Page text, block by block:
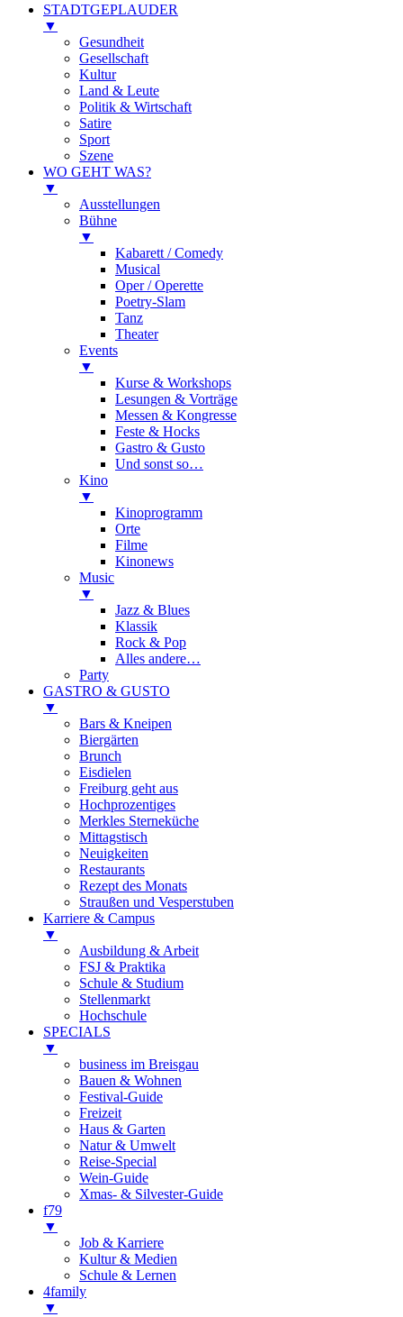
STADTGEPLAUDER
▼
Gesundheit
Gesellschaft
Kultur
Land & Leute
Politik & Wirtschaft
Satire
Sport
Szene
WO GEHT WAS?
▼
Ausstellungen
Bühne
▼
Kabarett / Comedy
Musical
Oper / Operette
Poetry-Slam
Tanz
Theater
Events
▼
Kurse & Workshops
Lesungen & Vorträge
Messen & Kongresse
Feste & Hocks
Gastro & Gusto
Und sonst so…
Kino
▼
Kinoprogramm
Orte
Filme
Kinonews
Music
▼
Jazz & Blues
Klassik
Rock & Pop
Alles andere…
Party
GASTRO & GUSTO
▼
Bars & Kneipen
Biergärten
Brunch
Eisdielen
Freiburg geht aus
Hochprozentiges
Merkles Sterneküche
Mittagstisch
Neuigkeiten
Restaurants
Rezept des Monats
Straußen und Vesperstuben
Karriere & Campus
▼
Ausbildung & Arbeit
FSJ & Praktika
Schule & Studium
Stellenmarkt
Hochschule
SPECIALS
▼
business im Breisgau
Bauen & Wohnen
Festival-Guide
Freizeit
Haus & Garten
Natur & Umwelt
Reise-Special
Wein-Guide
Xmas- & Silvester-Guide
f79
▼
Job & Karriere
Kultur & Medien
Schule & Lernen
4family
▼